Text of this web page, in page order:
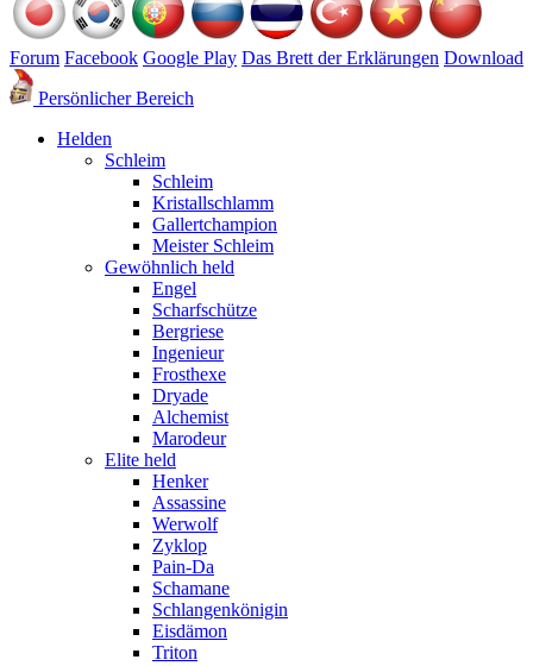
Forum Facebook Google Play Das Brett der Erklärungen Download
Persönlicher Bereich
Helden
Schleim
Schleim
Kristallschlamm
Gallertchampion
Meister Schleim
Gewöhnlich held
Engel
Scharfschütze
Bergriese
Ingenieur
Frosthexe
Dryade
Alchemist
Marodeur
Elite held
Henker
Assassine
Werwolf
Zyklop
Pain-Da
Schamane
Schlangenkönigin
Eisdämon
Triton